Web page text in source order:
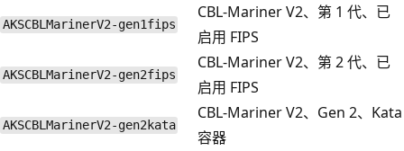
AKSCBLMarinerV2-gen1fips
CBL-Mariner V2、第 1 代、已
启用 FIPS
AKSCBLMarinerV2-gen2fips
CBL-Mariner V2、第 2 代、已
启用 FIPS
AKSCBLMarinerV2-gen2kata
CBL-Mariner V2、Gen 2、Kata
容器